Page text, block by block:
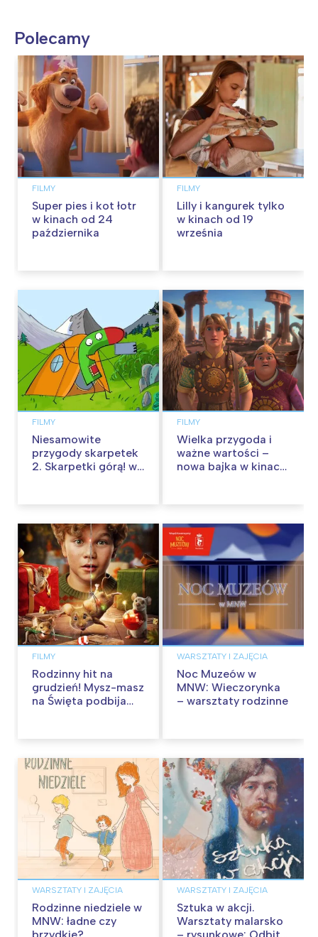
Polecamy
FILMY
Super pies i kot łotr
w kinach od 24
października
FILMY
Lilly i kangurek tylko
w kinach od 19
września
FILMY
Niesamowite
przygody skarpetek
2. Skarpetki górą! w
FILMY
Wielka przygoda i
ważne wartości –
nowa bajka w kinach
FILMY
Rodzinny hit na
grudzień! Mysz-masz
na Święta podbija
WARSZTATY I ZAJĘCIA
Noc Muzeów w
MNW: Wieczorynka
– warsztaty rodzinne
WARSZTATY I ZAJĘCIA
Rodzinne niedziele w
MNW: ładne czy
WARSZTATY I ZAJĘCIA
Sztuka w akcji.
Warsztaty malarsko